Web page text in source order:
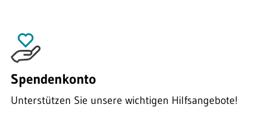
Spendenkonto
Unterstützen Sie unsere wichtigen Hilfsangebote!